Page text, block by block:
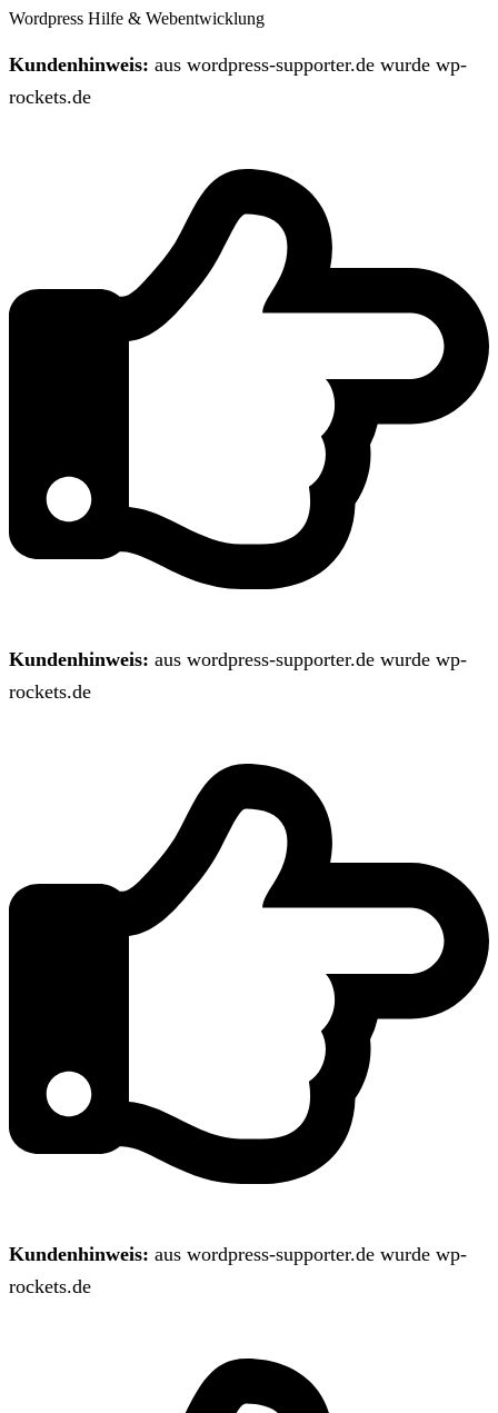
Wordpress Hilfe & Webentwicklung
Kundenhinweis: aus wordpress-supporter.de wurde wp-
rockets.de
Kundenhinweis: aus wordpress-supporter.de wurde wp-
rockets.de
Kundenhinweis: aus wordpress-supporter.de wurde wp-
rockets.de